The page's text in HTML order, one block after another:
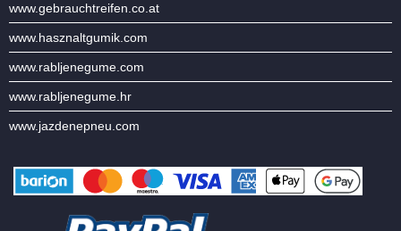
www.gebrauchtreifen.co.at
www.hasznaltgumik.com
www.rabljenegume.com
www.rabljenegume.hr
www.jazdenepneu.com